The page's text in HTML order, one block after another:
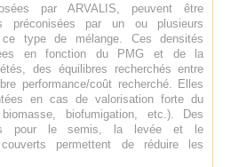
par ARVALIS, peuvent être
préconisées par un ou plusieurs
ce type de mélange. Ces densités
en fonction du PMG et de la
des équilibres recherchés entre
performance/coût recherché. Elles
en cas de valorisation forte du
biofumigation, etc.). Des
pour le semis, la levée et le
permettent de réduire les